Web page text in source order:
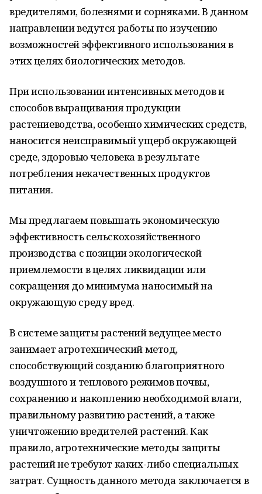
вредителями, болезнями и сорняками. В данном
направлении ведутся работы по изучению
возможностей эффективного использования в
этих целях биологических методов.
При использовании интенсивных методов и
способов выращивания продукции
растениеводства, особенно химических средств,
наносится неисправимый ущерб окружающей
среде, здоровью человека в результате
потребления некачественных продуктов
питания.
Мы предлагаем повышать экономическую
эффективность сельскохозяйственного
производства с позиции экологической
приемлемости в целях ликвидации или
сокращения до минимума наносимый на
окружающую среду вред.
В системе защиты растений ведущее место
занимает агротехнический метод,
способствующий созданию благоприятного
воздушного и теплового режимов почвы,
сохранению и накоплению необходимой влаги,
правильному развитию растений, а также
уничтожению вредителей растений. Как
правило, агротехнические методы защиты
растений не требуют каких-либо специальных
затрат. Сущность данного метода заключается в